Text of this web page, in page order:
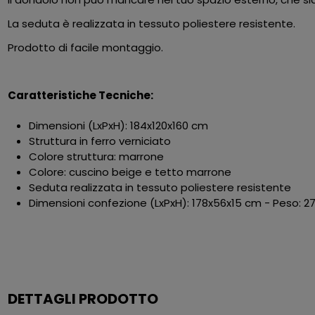
La seduta è realizzata in tessuto poliestere resistente.
Prodotto di facile montaggio.
Caratteristiche Tecniche:
Dimensioni (LxPxH): 184x120x160 cm
Struttura in ferro verniciato
Colore struttura: marrone
Colore: cuscino beige e tetto marrone
Seduta realizzata in tessuto poliestere resistente
Dimensioni confezione (LxPxH): 178x56x15 cm - Peso:
DETTAGLI PRODOTTO